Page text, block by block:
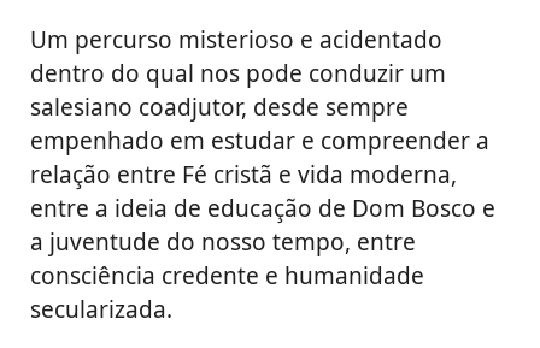
Um percurso misterioso e acidentado
dentro do qual nos pode conduzir um
salesiano coadjutor, desde sempre
empenhado em estudar e compreender a
relação entre Fé cristã e vida moderna,
entre a ideia de educação de Dom Bosco e
a juventude do nosso tempo, entre
consciência credente e humanidade
secularizada.